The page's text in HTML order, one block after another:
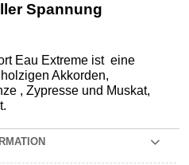
Spannung
Eau Extreme ist eine
Akkorden,
, Zypresse und Muskat,